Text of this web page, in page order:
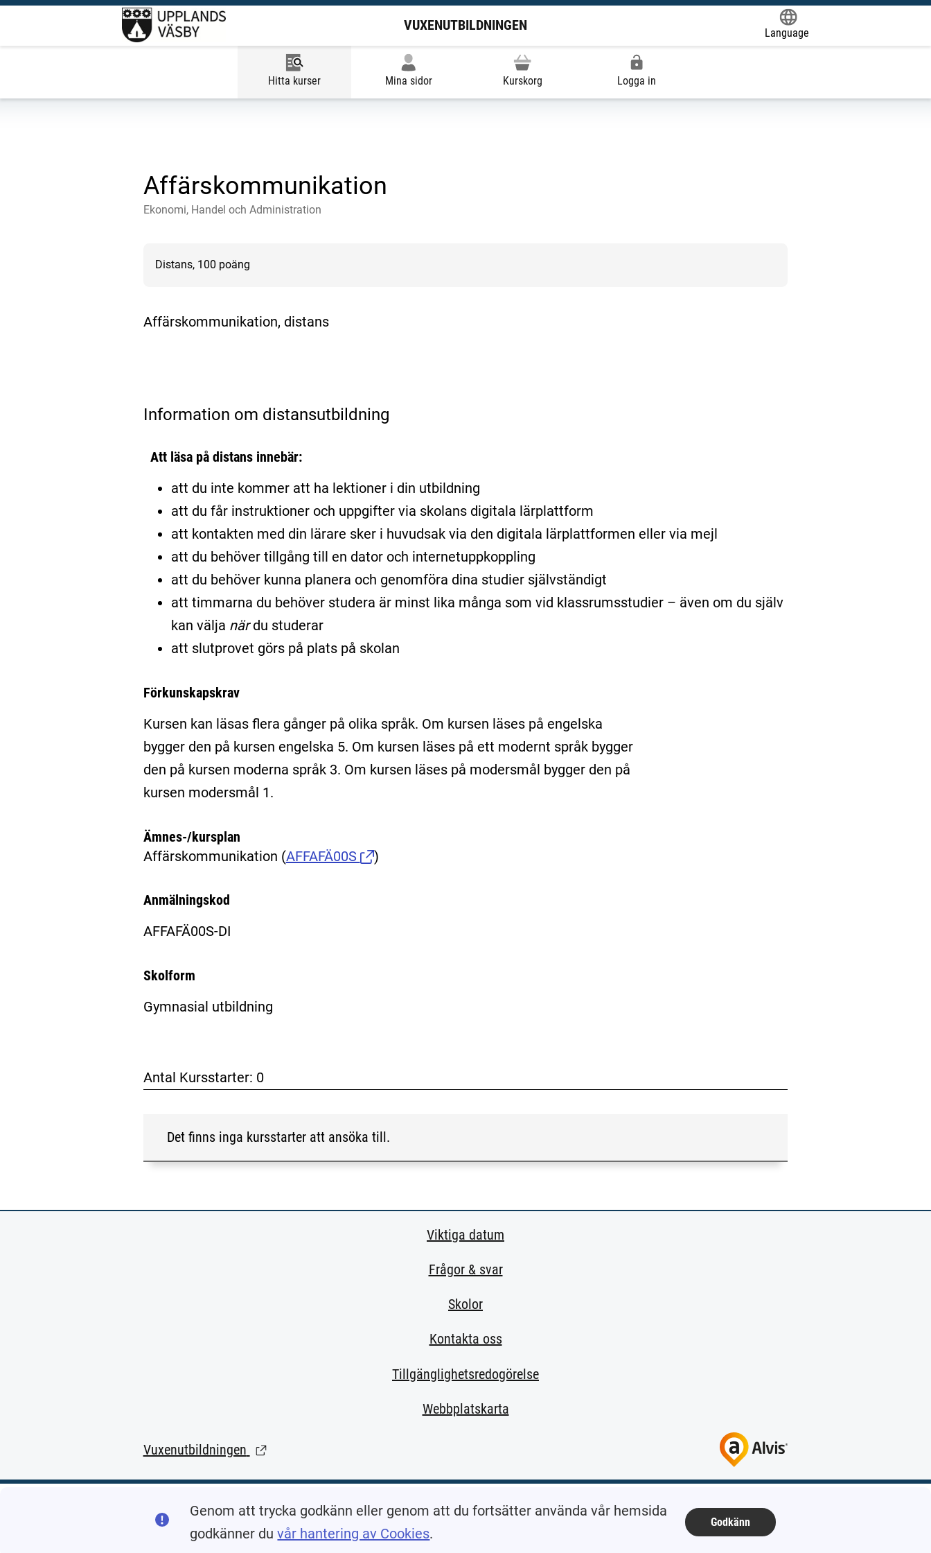
VUXENUTBILDNINGEN
Language
Hitta kurser Mina sidor Kurskorg Logga in
Affärskommunikation
Ekonomi, Handel och Administration
Distans, 100 poäng
Affärskommunikation, distans
Information om distansutbildning
Att läsa på distans innebär:
att du inte kommer att ha lektioner i din utbildning
att du får instruktioner och uppgifter via skolans digitala lärplattform
att kontakten med din lärare sker i huvudsak via den digitala lärplattformen eller via mejl
att du behöver tillgång till en dator och internetuppkoppling
att du behöver kunna planera och genomföra dina studier självständigt
att timmarna du behöver studera är minst lika många som vid klassrumsstudier – även om du själv
kan välja närdu studerar
att slutprovet görs på plats på skolan
Förkunskapskrav
Kursen kan läsas flera gånger på olika språk. Om kursen läses på engelska
bygger den på kursen engelska 5. Om kursen läses på ett modernt språk bygger
den på kursen moderna språk 3. Om kursen läses på modersmål bygger den på
kursen modersmål 1.
Ämnes-/kursplan
Affärskommunikation (AFFAFÄ00S )
Anmälningskod
AFFAFÄ00S-DI
Skolform
Gymnasial utbildning
Antal Kursstarter: 0
Det finns inga kursstarter att ansöka till.
Viktiga datum
Frågor & svar
Skolor
Kontakta oss
Tillgänglighetsredogörelse
Webbplatskarta
Vuxenutbildningen (Länk till extern sida.)
Genom att trycka godkänn eller genom att du fortsätter använda vår hemsida
godkänner duvår hantering av Cookies.
Godkänn